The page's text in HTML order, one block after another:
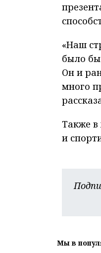
«Наш
было бы
Он и
много
Также в
и
Мы в